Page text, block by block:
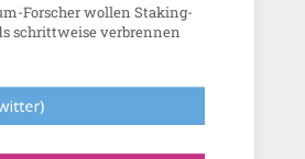
Forscher wollen Staking-
schrittweise verbrennen